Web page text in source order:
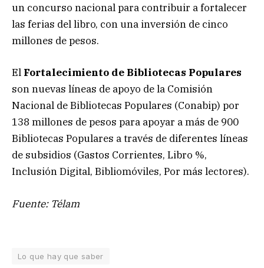
un concurso nacional para contribuir a fortalecer
las ferias del libro, con una inversión de cinco
millones de pesos.
El Fortalecimiento de Bibliotecas Populares
son nuevas líneas de apoyo de la Comisión
Nacional de Bibliotecas Populares (Conabip) por
138 millones de pesos para apoyar a más de 900
Bibliotecas Populares a través de diferentes líneas
de subsidios (Gastos Corrientes, Libro %,
Inclusión Digital, Bibliomóviles, Por más lectores).
Fuente: Télam
Lo que hay que saber